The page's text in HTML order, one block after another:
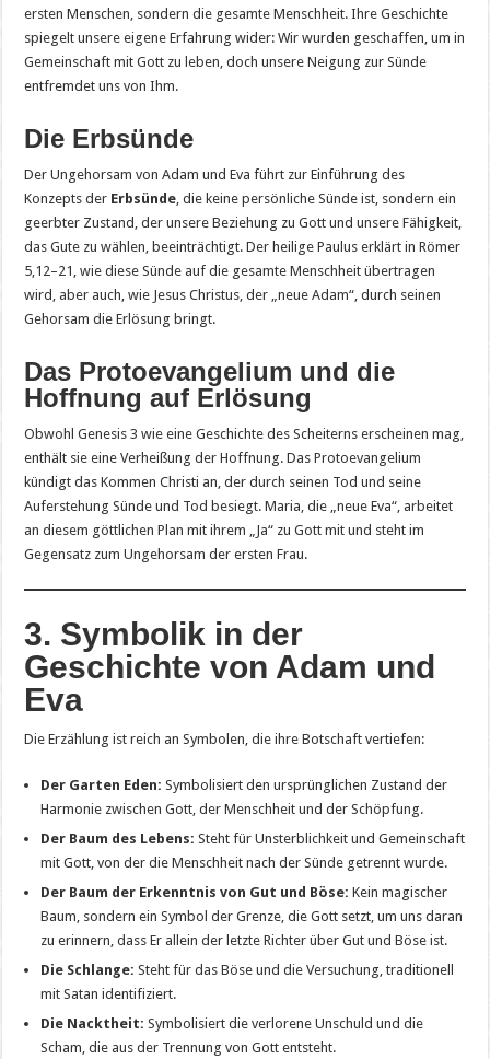
ersten Menschen, sondern die gesamte Menschheit. Ihre Geschichte
spiegelt unsere eigene Erfahrung wider: Wir wurden geschaffen, um in
Gemeinschaft mit Gott zu leben, doch unsere Neigung zur Sünde
entfremdet uns von Ihm.
Die Erbsünde
Der Ungehorsam von Adam und Eva führt zur Einführung des
Konzepts der Erbsünde, die keine persönliche Sünde ist, sondern ein
geerbter Zustand, der unsere Beziehung zu Gott und unsere Fähigkeit,
das Gute zu wählen, beeinträchtigt. Der heilige Paulus erklärt in Römer
5,12–21, wie diese Sünde auf die gesamte Menschheit übertragen
wird, aber auch, wie Jesus Christus, der „neue Adam“, durch seinen
Gehorsam die Erlösung bringt.
Das Protoevangelium und die
Hoffnung auf Erlösung
Obwohl Genesis 3 wie eine Geschichte des Scheiterns erscheinen mag,
enthält sie eine Verheißung der Hoffnung. Das Protoevangelium
kündigt das Kommen Christi an, der durch seinen Tod und seine
Auferstehung Sünde und Tod besiegt. Maria, die „neue Eva“, arbeitet
an diesem göttlichen Plan mit ihrem „Ja“ zu Gott mit und steht im
Gegensatz zum Ungehorsam der ersten Frau.
3. Symbolik in der
Geschichte von Adam und
Eva
Die Erzählung ist reich an Symbolen, die ihre Botschaft vertiefen:
Der Garten Eden: Symbolisiert den ursprünglichen Zustand der
Harmonie zwischen Gott, der Menschheit und der Schöpfung.
Der Baum des Lebens: Steht für Unsterblichkeit und Gemeinschaft
mit Gott, von der die Menschheit nach der Sünde getrennt wurde.
Der Baum der Erkenntnis von Gut und Böse: Kein magischer
Baum, sondern ein Symbol der Grenze, die Gott setzt, um uns daran
zu erinnern, dass Er allein der letzte Richter über Gut und Böse ist.
Die Schlange: Steht für das Böse und die Versuchung, traditionell
mit Satan identifiziert.
Die Nacktheit: Symbolisiert die verlorene Unschuld und die
Scham, die aus der Trennung von Gott entsteht.